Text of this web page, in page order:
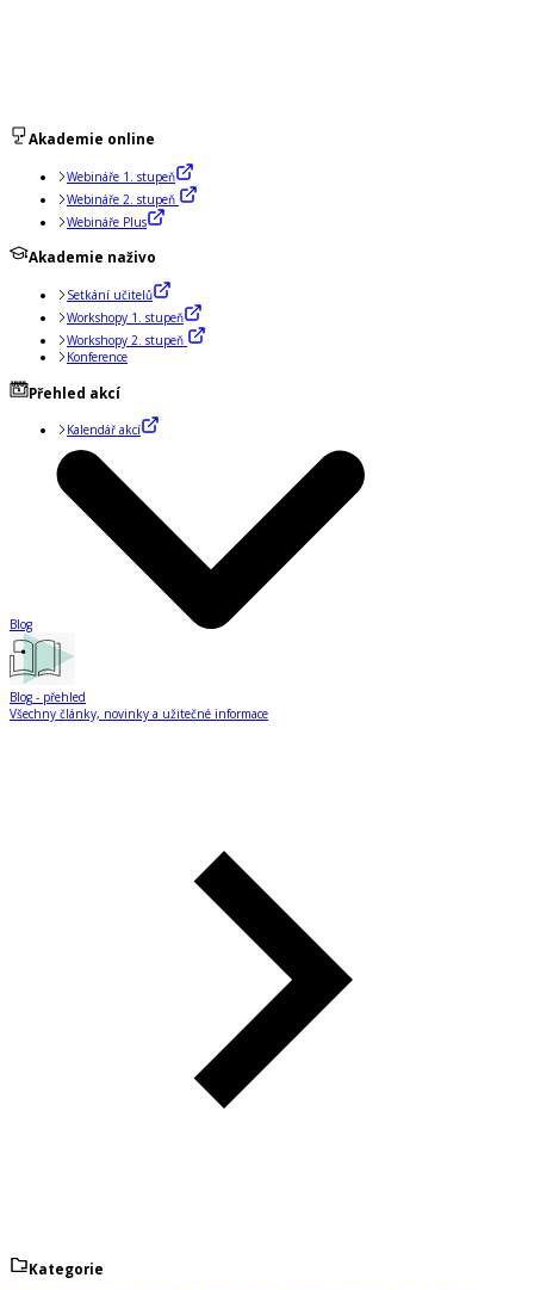
Akademie online
Webináře 1. stupeň
Webináře 2. stupeň
Webináře Plus
Akademie naživo
Setkání učitelů
Workshopy 1. stupeň
Workshopy 2. stupeň
Konference
Přehled akcí
Kalendář akcí
Blog
Blog - přehled
Všechny články, novinky a užitečné informace
Kategorie